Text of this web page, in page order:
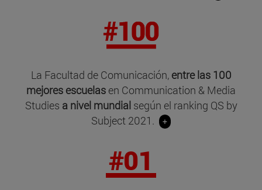
La Facultad de Comunicación, entre las 100
mejores escuelas en Communication & Media
Studies a nivel mundialsegún el ranking QS by
Subject 2021.
+
#01